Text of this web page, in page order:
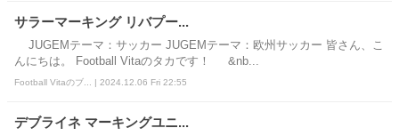
サラーマーキング リバプー...
JUGEMテーマ：サッカー JUGEMテーマ：欧州サッカー 皆さん、こ
んにちは。 Football Vitaのタカです！ &nb...
Football Vitaのブ... | 2024.12.06 Fri 22:55
デブライネ マーキングユニ...